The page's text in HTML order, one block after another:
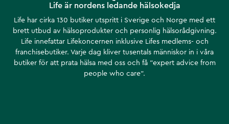
Life är nordens ledande hälsokedja
Life har cirka 130 butiker utspritt i Sverige och Norge med ett
brett utbud av hälsoprodukter och personlig hälsorådgivning.
Life innefattar Lifekoncernen inklusive Lifes medlems- och
franchisebutiker. Varje dag kliver tusentals människor in i våra
butiker för att prata hälsa med oss och få ”expert advice from
people who care”.